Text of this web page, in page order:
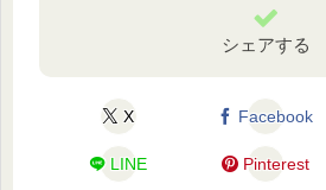
シェアする
X Facebook
LINE Pinterest